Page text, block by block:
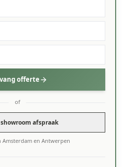
offerte
of
afspraak
Amsterdam en Antwerpen